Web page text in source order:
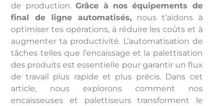
de production.Grâce à nos équipements de
final de ligne automatisés,nous t’aidons à
optimiser tes opérations, à réduire les coûts et à
augmenter ta productivité. L’automatisation de
tâches telles que l’encaissage et la palettisation
des produits est essentielle pour garantir un flux
de travail plus rapide et plus précis. Dans cet
article, nous explorons comment nos
encaisseuses et palettiseurs transforment le